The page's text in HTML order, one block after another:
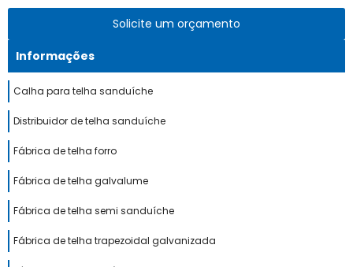
Solicite um orçamento
Informações
Calha para telha sanduíche
Distribuidor de telha sanduíche
Fábrica de telha forro
Fábrica de telha galvalume
Fábrica de telha semi sanduíche
Fábrica de telha trapezoidal galvanizada